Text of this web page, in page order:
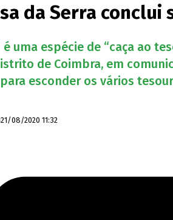
da Serra
é uma espécie de “caça ao
de Coimbra, em
esconder os vários
21/08/2020 11:32